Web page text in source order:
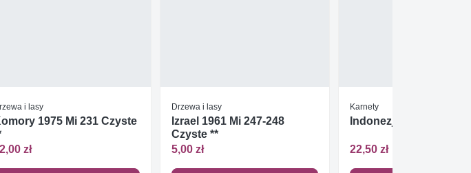
i lasy
1975 Mi 231 Czyste
zł
Drzewa i lasy
Izrael 1961 Mi 247-248
Czyste **
5,00 zł
Karnety
Indonezja 1977 Czyste
22,50 zł